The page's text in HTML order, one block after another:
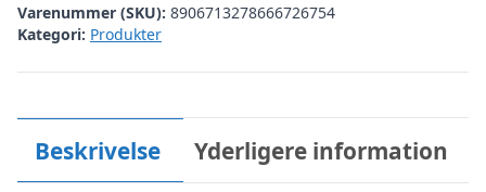
Varenummer (SKU): 8906713278666726754
Kategori: Produkter
Beskrivelse Yderligere information